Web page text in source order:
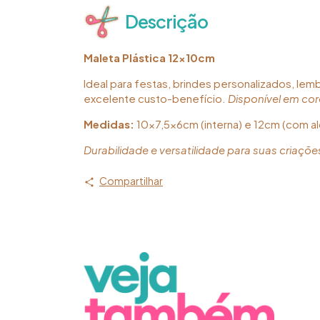
Descrição
Maleta Plástica 12x10cm
Ideal para festas, brindes personalizados,
excelente custo-benefício. Disponível em
Medidas: 10x7,5x6cm (interna) e 12cm (com
Durabilidade e versatilidade para suas
Compartilhar
src="https://